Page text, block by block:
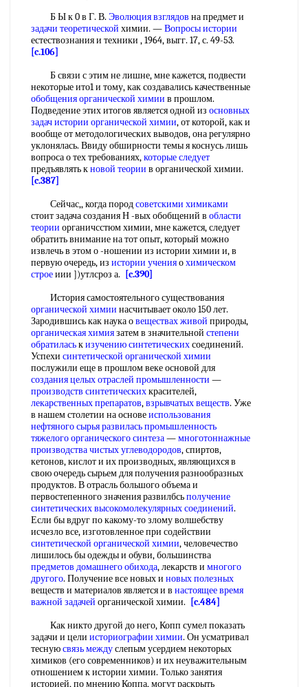
Б Ы к 0 в Г. В. Эволюция взглядов на предмет и
задачи теоретической химии. —Вопросы истории
естествознания и техники , 1964, выгг. 17, с. 49-53.
[c.106]
Б связи с этим не лишне, мне кажется, подвести
некоторые ито1 и тому, как создавались качественные
обобщения органической химии в прошлом.
Подведение этих итогов является одной из основных
задачистории органической химии, от которой, как и
вообще от методологических выводов, она регулярно
уклонялась. Ввиду обширности темы я коснусь лишь
вопроса о тех требованиях,которые следует
предъявлять кновой теории в органической химии.
[c.387]
Сейчас,, когда породсоветскими химиками
стоит задача создания Н -вых обобщений в области
теории органичсстюм химии, мне кажется, следует
обратить внимание на тот опыт, который можно
извлечь в этом о -ношении из истории химии и, в
первую очередь, из истории ученияохимическом
строеиии ])утлсроз а.
[c.390]
История самостоятельного существования
органической химии насчитывает около 150 лет.
Зародившись как наука овеществах живой природы,
органическая химиязатем в значительной степени
обратиласькизучению синтетическихсоединений.
Успехи синтетической органической химии
послужили еще в прошлом веке основой для
создания целыхотраслей промышленности —
производств синтетическихкрасителей,
лекарственных препаратов,взрывчатых веществ. Уже
в нашем столетии на основеиспользования
нефтяного сырьяразвилась промышленность
тяжелого органического синтеза—многотоннажные
производствачистых углеводородов, спиртов,
кетонов, кислот и их производных, являющихся в
свою очередь сырьем для получения разнообразных
продуктов. В отрасль большого объема и
первостепенного значения развилбсьполучение
синтетических высокомолекулярных соединений.
Если бы вдруг по какому-то злому волшебству
исчезло все, изготовленное при содействии
синтетической органической химии, человечество
лишилось бы одежды и обуви, большинства
предметов домашнего обихода, лекарств и многого
другого. Получение все новых и новых полезных
веществ и материалов является и в настоящее время
важной задачей органической химии.
[c.484]
Как никто другой до него, Копп сумел показать
задачи и цели историографии химии. Он усматривал
теснуюсвязь междуслепым усердием некоторых
химиков (его современников) и их неуважительным
отношением к истории химии. Только занятия
историей, по мнению Коппа, могут раскрыть